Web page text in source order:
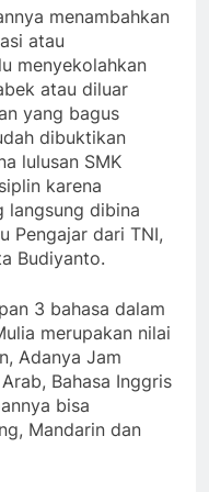
menambahkan
atau
menyekolahkan
atau diluar
yang bagus
dibuktikan
lulusan SMK
karena
langsung dibina
Pengajar dari TNI,
Budiyanto.
3 bahasa dalam
merupakan nilai
Adanya Jam
Bahasa Inggris
bisa
Mandarin dan